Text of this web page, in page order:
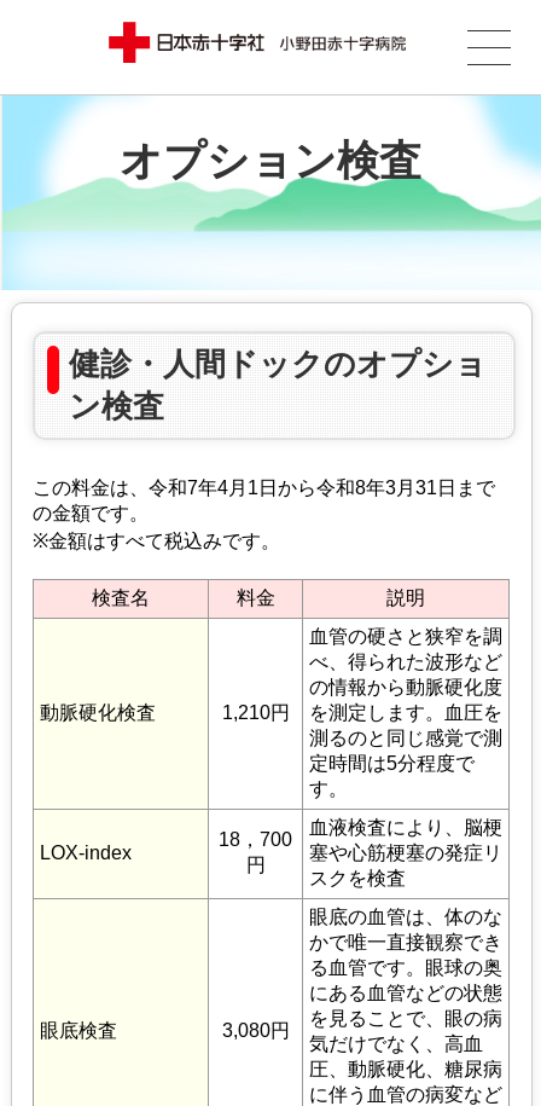
オプション検査
健診・人間ドックのオプショ
ン検査
この料金は、令和7年4月1日から令和8年3月31日まで
の金額です。
※金額はすべて税込みです。
検査名 料金 説明
動脈硬化検査 1,210円
血管の硬さと狭窄を調
べ、得られた波形など
の情報から動脈硬化度
を測定します。血圧を
測るのと同じ感覚で測
定時間は5分程度で
す。
LOX-index
18，700
円
血液検査により、脳梗
塞や心筋梗塞の発症リ
スクを検査
眼底検査 3,080円
眼底の血管は、体のな
かで唯一直接観察でき
る血管です。眼球の奥
にある血管などの状態
を見ることで、眼の病
気だけでなく、高血
圧、動脈硬化、糖尿病
に伴う血管の病変など